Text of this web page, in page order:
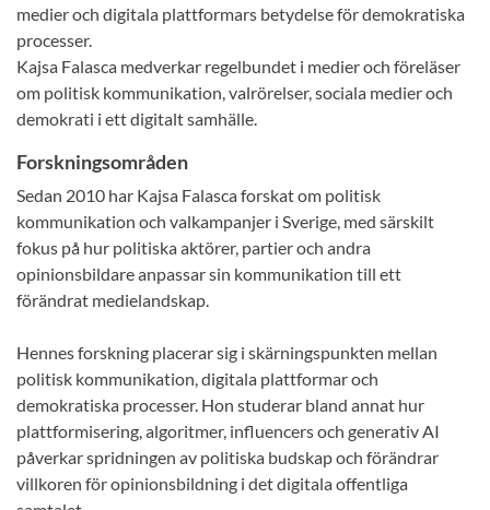
medier och digitala plattformars betydelse för demokratiska
processer.
Kajsa Falasca medverkar regelbundet i medier och föreläser
om politisk kommunikation, valrörelser, sociala medier och
demokrati i ett digitalt samhälle.
Forskningsområden
Sedan 2010 har Kajsa Falasca forskat om politisk
kommunikation och valkampanjer i Sverige, med särskilt
fokus på hur politiska aktörer, partier och andra
opinionsbildare anpassar sin kommunikation till ett
förändrat medielandskap.
Hennes forskning placerar sig i skärningspunkten mellan
politisk kommunikation, digitala plattformar och
demokratiska processer. Hon studerar bland annat hur
plattformisering, algoritmer, influencers och generativ AI
påverkar spridningen av politiska budskap och förändrar
villkoren för opinionsbildning i det digitala offentliga